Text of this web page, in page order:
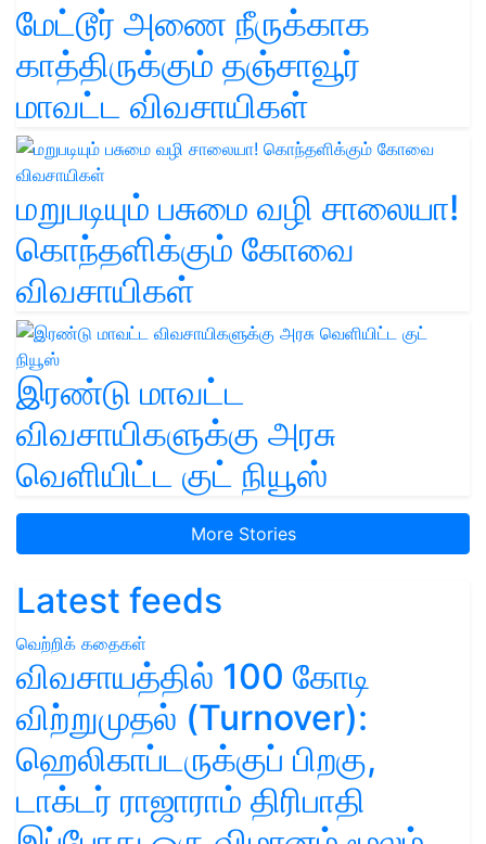
மேட்டூர் அணை நீருக்காக
காத்திருக்கும் தஞ்சாவூர்
மாவட்ட விவசாயிகள்
மறுபடியும் பசுமை வழி சாலையா!
கொந்தளிக்கும் கோவை
விவசாயிகள்
இரண்டு மாவட்ட
விவசாயிகளுக்கு அரசு
வெளியிட்ட குட் நியூஸ்
More Stories
Latest feeds
வெற்றிக் கதைகள்
விவசாயத்தில் 100 கோடி
விற்றுமுதல் (Turnover):
ஹெலிகாப்டருக்குப் பிறகு,
டாக்டர் ராஜாராம் திரிபாதி